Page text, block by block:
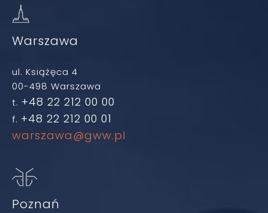
Warszawa
ul. Książęca 4
00-498 Warszawa
t. +48 22 212 00 00
f. +48 22 212 00 01
warszawa@gww.pl
Poznań